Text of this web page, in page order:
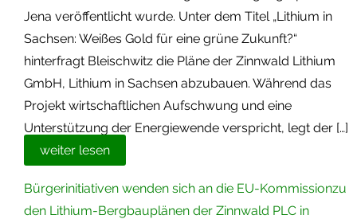
Jena veröffentlicht wurde. Unter dem Titel „Lithium in
Sachsen: Weißes Gold für eine grüne Zukunft?“
hinterfragt Bleischwitz die Pläne der Zinnwald Lithium
GmbH, Lithium in Sachsen abzubauen. Während das
Projekt wirtschaftlichen Aufschwung und eine
Unterstützung der Energiewende verspricht, legt der […]
weiter lesen
Bürgerinitiativen wenden sich an die EU-Kommissionzu
den Lithium-Bergbauplänen der Zinnwald PLC in